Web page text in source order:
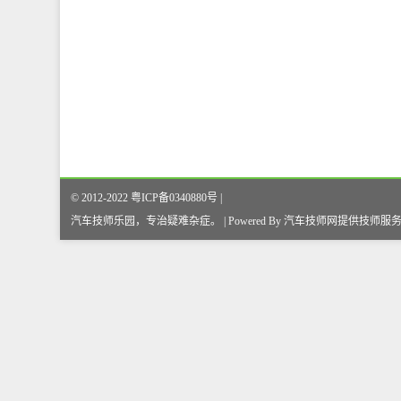
© 2012-2022 粤ICP备0340880号 |
汽车技师乐园，专治疑难杂症。 | Powered By 汽车技师网提供技师服务